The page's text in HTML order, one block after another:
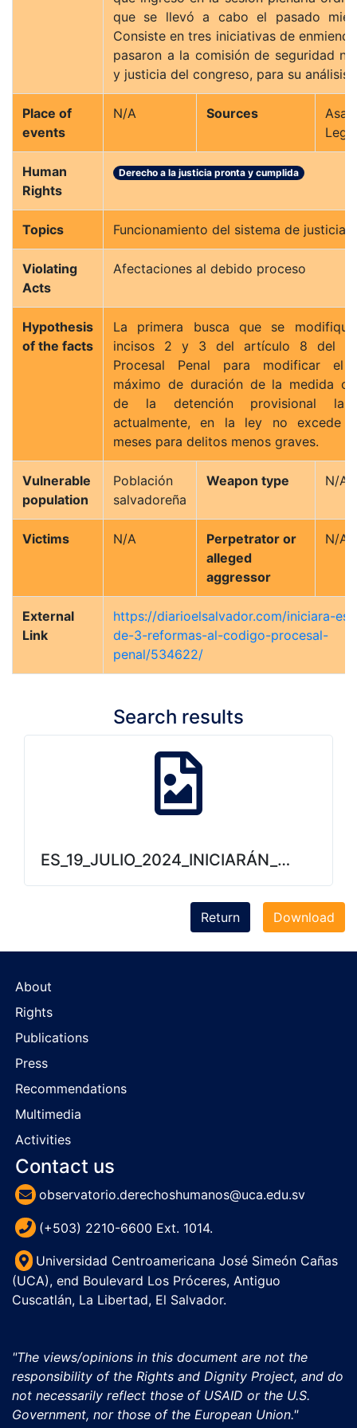
que se llevó a cabo el pasado
Consiste en tres iniciativas de
pasaron a la comisión de seguridad
y justicia del congreso, para su análisis.
Place of
events
N/A Sources
Human
Rights
Derecho a la justicia pronta y cumplida
Topics Funcionamiento del sistema de justicia
Violating
Acts
Afectaciones al debido proceso
Hypothesis
of the facts
La primera busca que se
incisos 2 y 3 del artículo 8 del
Procesal Penal para modificar el
máximo de duración de la medida
de la detención provisional la
actualmente, en la ley no excede
meses para delitos menos graves.
Vulnerable
population
Población
salvadoreña
Weapon type N/A
Victims N/A
Perpetrator or
alleged
aggressor
N/A
External
Link
https://diarioelsalvador.com/iniciara-
de-3-reformas-al-codigo-procesal-
penal/534622/
Search results
Download
Return
About
Rights
Publications
Press
Recommendations
Multimedia
Activities
Contact us
observatorio.derechoshumanos@uca.edu.sv
(+503) 2210-6600 Ext. 1014.
Universidad Centroamericana José Simeón Cañas
(UCA), end Boulevard Los Próceres, Antiguo
Cuscatlán, La Libertad, El Salvador.
"The views/opinions in this document are not the
responsibility of the Rights and Dignity Project, and do
not necessarily reflect those of USAID or the U.S.
Government, nor those of the European Union."